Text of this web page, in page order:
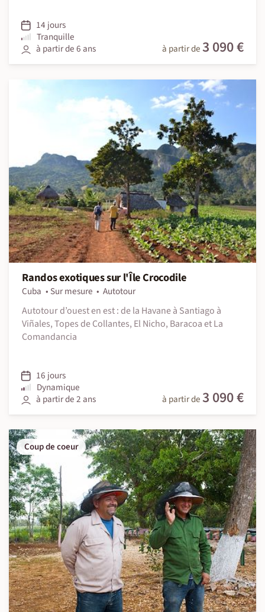
14 jours
Tranquille
à partir de 6 ans
à partir de 3 090 €
Randos exotiques sur l'Île Crocodile
Cuba Sur mesure
Autotour
Autotour d’ouest en est : de la Havane à Santiago à
Viñales, Topes de Collantes, El Nicho, Baracoa et La
Comandancia
16 jours
Dynamique
à partir de 2 ans
à partir de 3 090 €
Coup de coeur